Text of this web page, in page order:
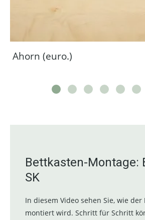
Ahorn (euro.)
Bettkasten-Montage:
SK
In diesem Video sehen Sie, wie der
montiert wird. Schritt für Schritt